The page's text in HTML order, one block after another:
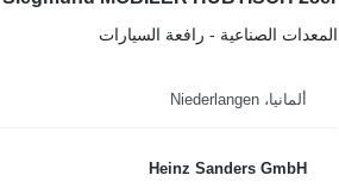
المعدات الصناعية - رافعة السيارات
ألمانيا، Niederlangen
Heinz Sanders GmbH